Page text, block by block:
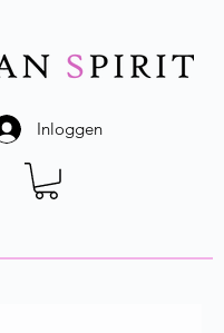
Inloggen